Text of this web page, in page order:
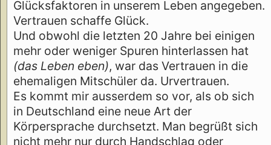
Glücksfaktoren in unserem Leben angegeben.
Vertrauen schaffe Glück.
Und obwohl die letzten 20 Jahre bei einigen
mehr oder weniger Spuren hinterlassen hat
(das Leben eben), war das Vertrauen in die
ehemaligen Mitschüler da. Urvertrauen.
Es kommt mir ausserdem so vor, als ob sich
in Deutschland eine neue Art der
Körpersprache durchsetzt. Man begrüßt sich
nicht mehr nur durch Handschlag oder